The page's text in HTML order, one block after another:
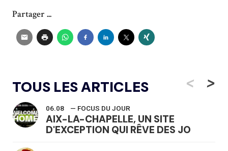
Partager ...
TOUS LES ARTICLES <
06.08 — FOCUS DU JOUR
AIX-LA-CHAPELLE, UN SITE
D'EXCEPTION QUI RÊVE DES JO
>